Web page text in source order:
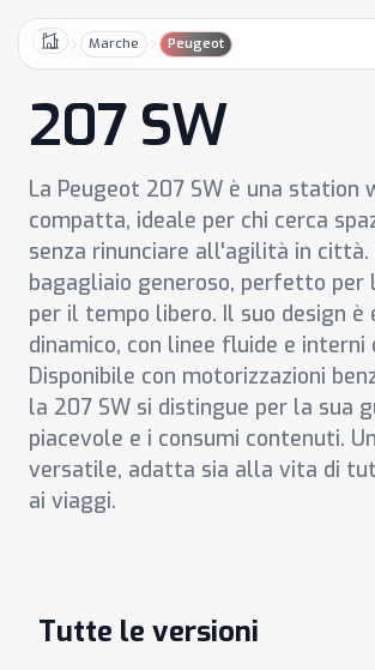
HomeMarche Peugeot
207 SW
La Peugeot 207 SW è una station
compatta, ideale per chi cerca
senza rinunciare all'agilità in città.
bagagliaio generoso, perfetto per
per il tempo libero. Il suo design è
dinamico, con linee fluide e
Disponibile con motorizzazioni
la 207 SW si distingue per la sua
piacevole e i consumi contenuti.
versatile, adatta sia alla vita di
ai viaggi.
Tutte le versioni